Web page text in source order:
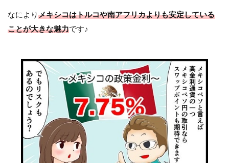
なによりメキシコはトルコや南アフリカよりも安定している
ことが大きな魅力です♪